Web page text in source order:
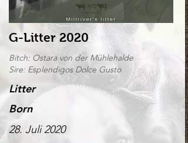
G-Litter 2020
Bitch: Ostara von der Mühlehalde
Sire: Esplendigos Dolce Gusto
Litter
Born
28. Juli 2020